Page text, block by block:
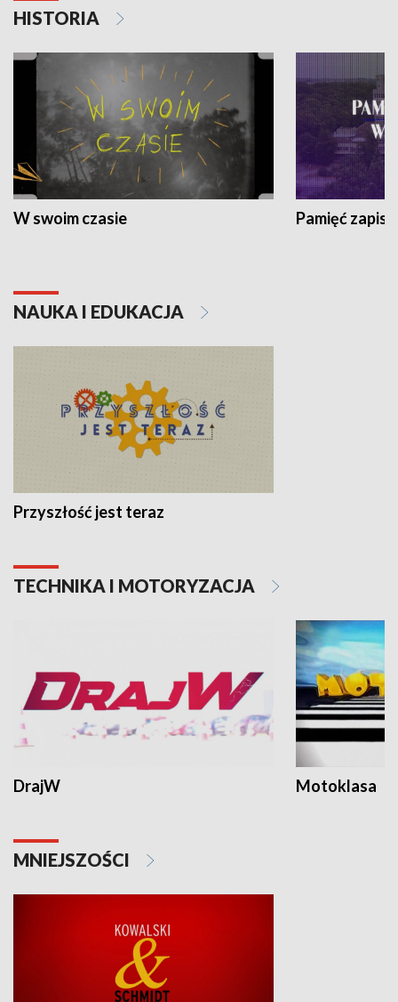
HISTORIA
W swoim czasie Pamięć
NAUKA I EDUKACJA
Przyszłość jest teraz
TECHNIKA I MOTORYZACJA
DrajW Motoklasa
MNIEJSZOŚCI